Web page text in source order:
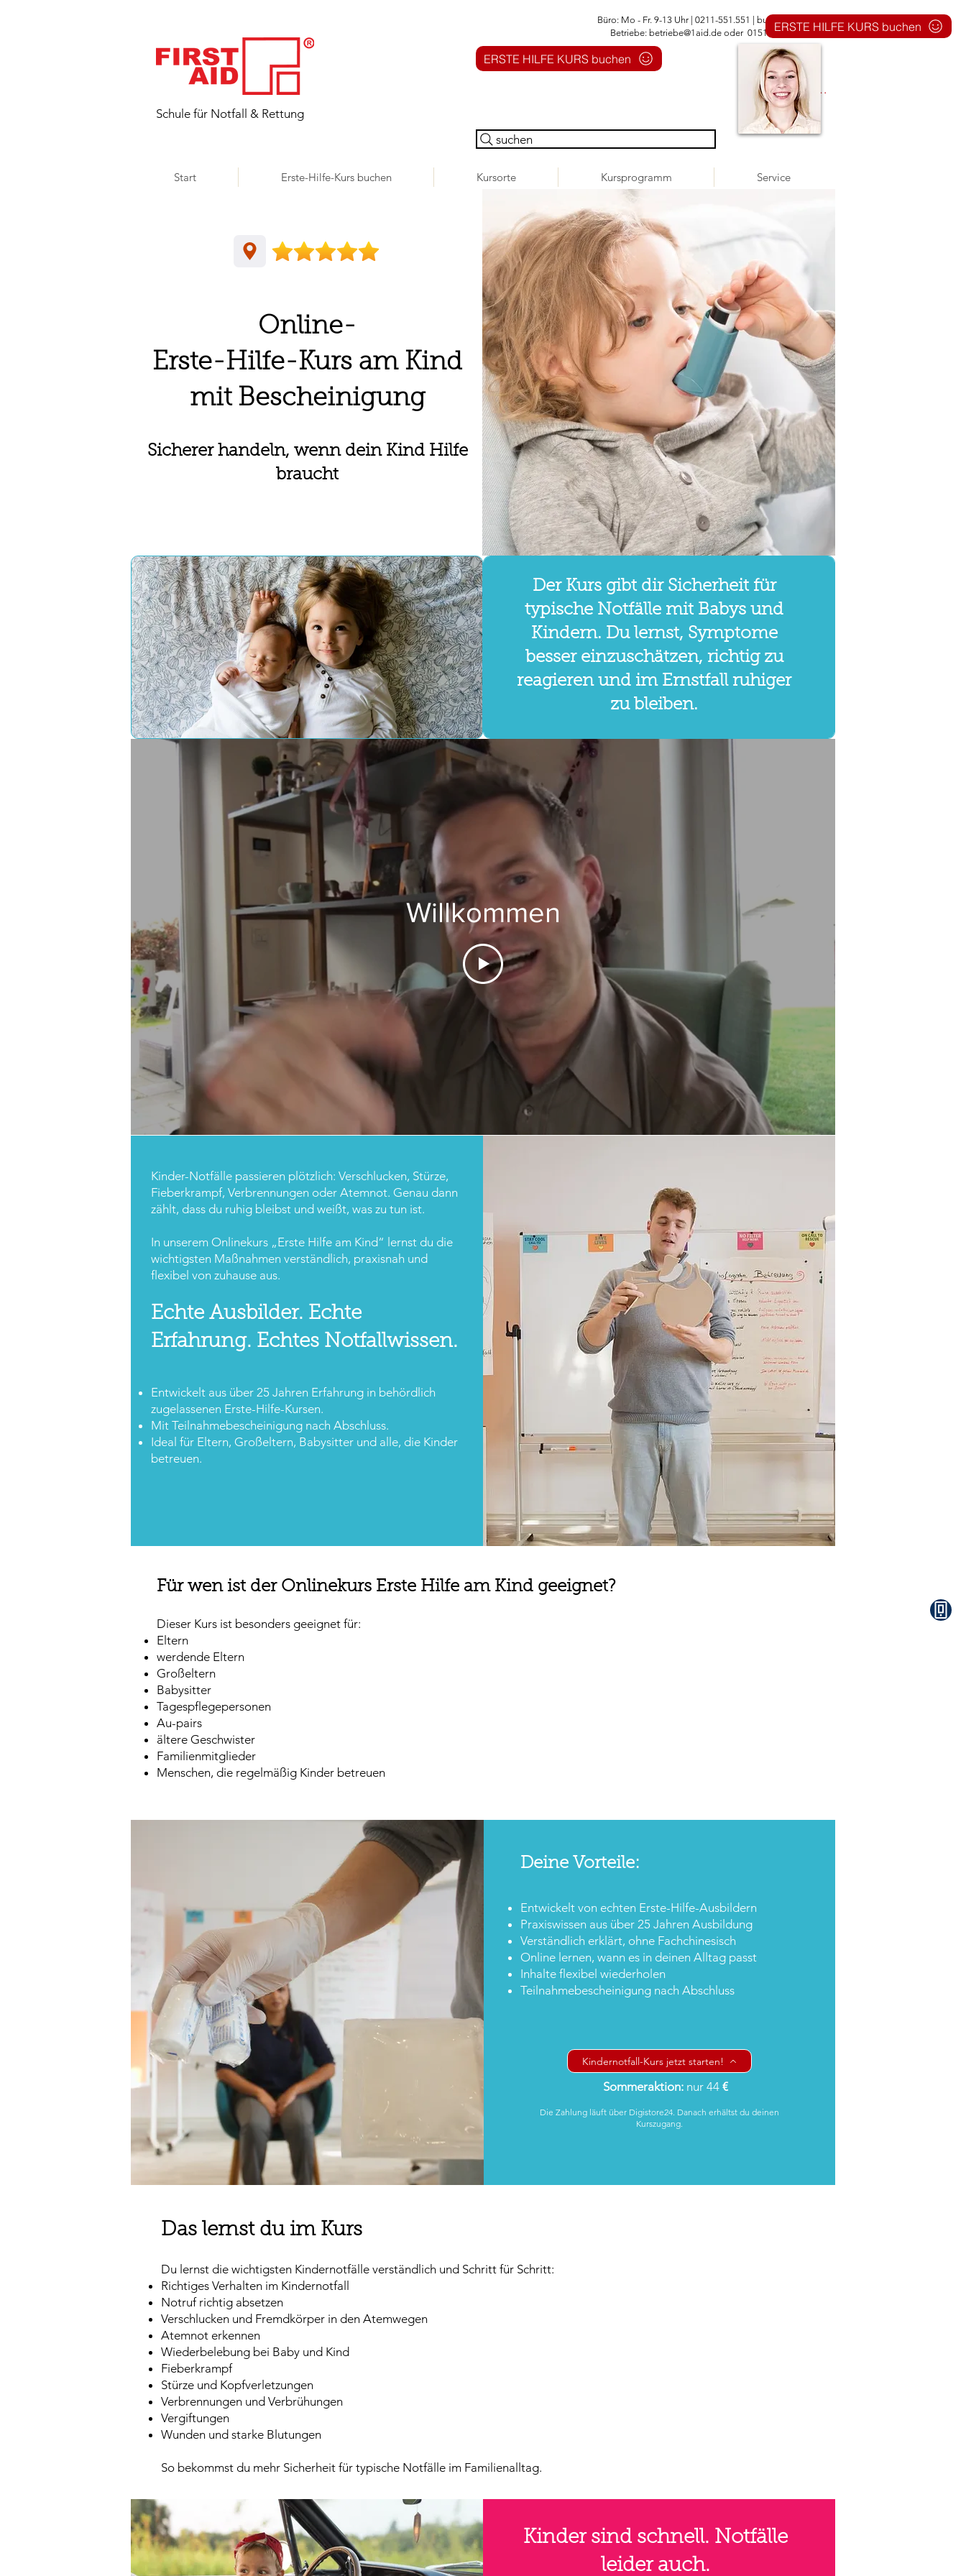
ERSTE HILFE KURS buchen
​Schule für Notfall & Rettung
Büro: Mo - Fr. 9-13 Uhr | 0211-551.551 | buero@1aid.de
Betriebe: betriebe@1aid.de oder 0151 - 744 555 51
ERSTE HILFE KURS buchen
Anmelden
suchen
Start Erste-Hilfe-Kurs buchen Kursorte Kursprogramm Service
Online-
Erste-Hilfe-Kurs am Kind
mit Bescheinigung
Sicherer handeln, wenn dein Kind Hilfe
braucht
Der Kurs gibt dir Sicherheit für
typische Notfälle mit Babys und
Kindern. Du lernst, Symptome
besser einzuschätzen, richtig zu
reagieren und im Ernstfall ruhiger
zu bleiben.
Willkommen
Kinder-Notfälle passieren plötzlich: Verschlucken, Stürze,
Fieberkrampf, Verbrennungen oder Atemnot. Genau dann
zählt, dass du ruhig bleibst und weißt, was zu tun ist.
In unserem Onlinekurs „Erste Hilfe am Kind“ lernst du die
wichtigsten Maßnahmen verständlich, praxisnah und
flexibel von zuhause aus.
Echte Ausbilder. Echte
Erfahrung. Echtes Notfallwissen.
Entwickelt aus über 25 Jahren Erfahrung in behördlich
zugelassenen Erste-Hilfe-Kursen.
Mit Teilnahmebescheinigung nach Abschluss.
Ideal für Eltern, Großeltern, Babysitter und alle, die Kinder
betreuen.
Für wen ist der Onlinekurs Erste Hilfe am Kind geeignet?
Dieser Kurs ist besonders geeignet für:
Eltern
werdende Eltern
Großeltern
Babysitter
Tagespflegepersonen
Au-pairs
ältere Geschwister
Familienmitglieder
Menschen, die regelmäßig Kinder betreuen
Deine Vorteile:
Entwickelt von echten Erste-Hilfe-Ausbildern
Praxiswissen aus über 25 Jahren Ausbildung
Verständlich erklärt, ohne Fachchinesisch
Online lernen, wann es in deinen Alltag passt
Inhalte flexibel wiederholen
Teilnahmebescheinigung nach Abschluss
Kindernotfall-Kurs jetzt starten!
Sommeraktion:nur 44€
Die Zahlung läuft über Digistore24. Danach erhältst du deinen
Kurszugang.
Das lernst du im Kurs
Du lernst die wichtigsten Kindernotfälle verständlich und Schritt für Schritt:
Richtiges Verhalten im Kindernotfall
Notruf richtig absetzen
Verschlucken und Fremdkörper in den Atemwegen
Atemnot erkennen
Wiederbelebung bei Baby und Kind
Fieberkrampf
Stürze und Kopfverletzungen
Verbrennungen und Verbrühungen
Vergiftungen
Wunden und starke Blutungen
So bekommst du mehr Sicherheit für typische Notfälle im Familienalltag.
Kinder sind schnell. Notfälle
leider auch.